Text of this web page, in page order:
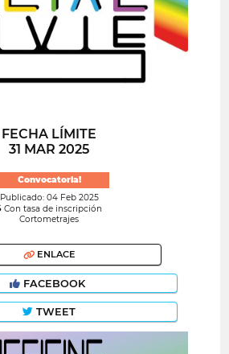
FECHA LÍMITE
31 MAR 2025
Convocatoria!
Publicado: 04 Feb 2025
Con tasa de inscripción
Cortometrajes
ENLACE
FACEBOOK
TWEET